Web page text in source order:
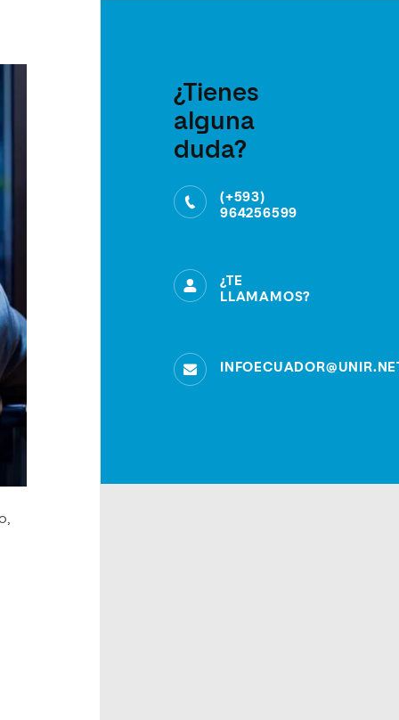
¿Tienes
alguna
duda?
(+593)
964256599
¿TE
LLAMAMOS?